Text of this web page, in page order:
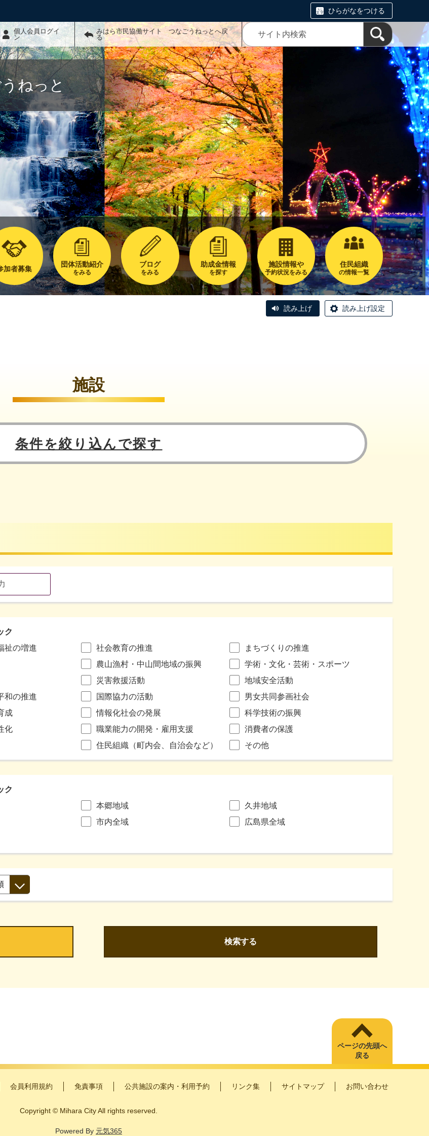
ひらがなをつける
個人会員ログイ
ン
みはら市民協働サイト つなごうねっとへ戻
る
ねっと
加者募集
団体活動紹介
をみる
ブログ
をみる
助成金情報
を探す
施設情報や
予約状況をみる
住民組織
の情報一覧
読み上げ 読み上げ設定
施設
条件を絞り込んで探す
ク
祉の増進
社会教育の推進
まちづくりの推進
農山漁村・中山間地域の振興
学術・文化・芸術・スポーツ
災害救援活動
地域安全活動
和の推進
国際協力の活動
男女共同参画社会
成
情報化社会の発展
科学技術の振興
化
職業能力の開発・雇用支援
消費者の保護
住民組織（町内会、自治会など） その他
ク
本郷地域
久井地域
市内全域
広島県全域
検索する
ページの先頭へ
戻る
会員利用規約 免責事項 公共施設の案内・利用予約 リンク集 サイトマップ お問い合わせ
Copyright © Mihara City All rights reserved.
Powered By 元気365